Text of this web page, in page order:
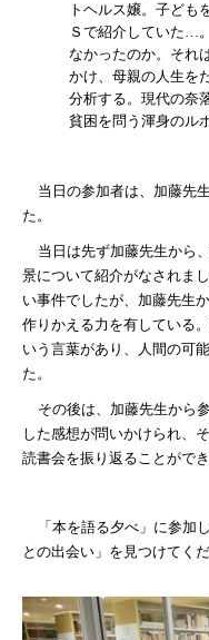
トヘルス嬢。子ども
Ｓで紹介していた…
なかったのか。それ
かけ、母親の人生を
分析する。現代の奈
貧困を問う渾身のル
当日の参加者は、加藤先
た。
当日は先ず加藤先生から
景について紹介がなされま
い事件でしたが、加藤先生
作りかえる力を有している
いう言葉があり、人間の可
た。
その後は、加藤先生から
した感想が問いかけられ、
読書会を振り返ることができ
「本を語る夕べ」に参
との出会い」を見つけてくだ